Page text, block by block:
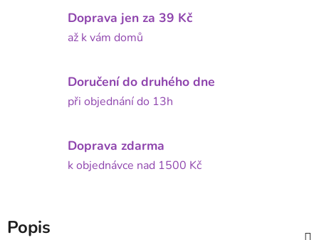
Doprava jen za 39 Kč
až k vám domů
Doručení do druhého dne
při objednání do 13h
Doprava zdarma
k objednávce nad 1500 Kč
Popis